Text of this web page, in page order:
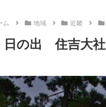
ム 地域 近畿
の出 住吉大社